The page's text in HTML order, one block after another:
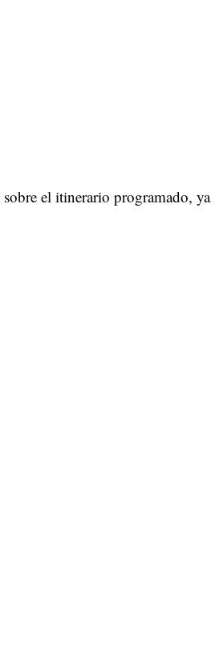
el itinerario programado, ya